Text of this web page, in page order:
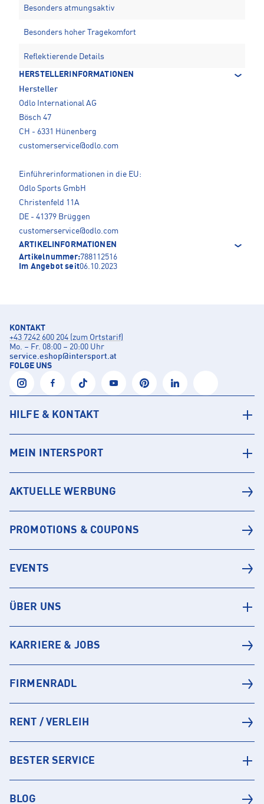
Besonders atmungsaktiv
Besonders hoher Tragekomfort
Reflektierende Details
HERSTELLERINFORMATIONEN
Hersteller
Odlo International AG
Bösch 47
CH - 6331 Hünenberg
customerservice@odlo.com
Einführerinformationen in die EU:
Odlo Sports GmbH
Christenfeld 11A
DE - 41379 Brüggen
customerservice@odlo.com
ARTIKELINFORMATIONEN
Artikelnummer:788112516
Im Angebot seit06.10.2023
KONTAKT
+43 7242 600 204 (zum Ortstarif)
Mo. – Fr. 08:00 – 20:00 Uhr
service.eshop@intersport.at
FOLGE UNS
HILFE & KONTAKT
MEIN INTERSPORT
AKTUELLE WERBUNG
PROMOTIONS & COUPONS
EVENTS
ÜBER UNS
KARRIERE & JOBS
FIRMENRADL
RENT / VERLEIH
BESTER SERVICE
BLOG